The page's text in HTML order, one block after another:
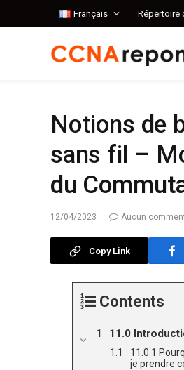
Français Répertoire
Notions de
sans fil –
du
12/04/2023 Aucun
Copy Link
Contents
11.0
11.0.1
je prendre